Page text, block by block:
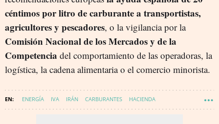
céntimos por litro de carburante a transportistas,
agricultores y pescadores, o la vigilancia por la
Comisión Nacional de los Mercados y de la
Competencia del comportamiento de las operadoras, la
logística, la cadena alimentaria o el comercio minorista.
ENERGÍA IVA IRÁN CARBURANTES HACIENDA